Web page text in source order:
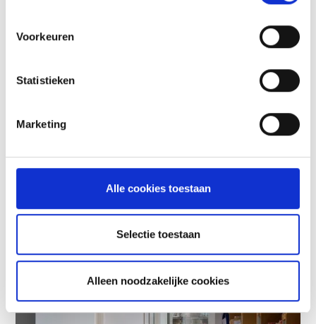
Voorkeuren
Statistieken
Marketing
Alle cookies toestaan
Selectie toestaan
Alleen noodzakelijke cookies